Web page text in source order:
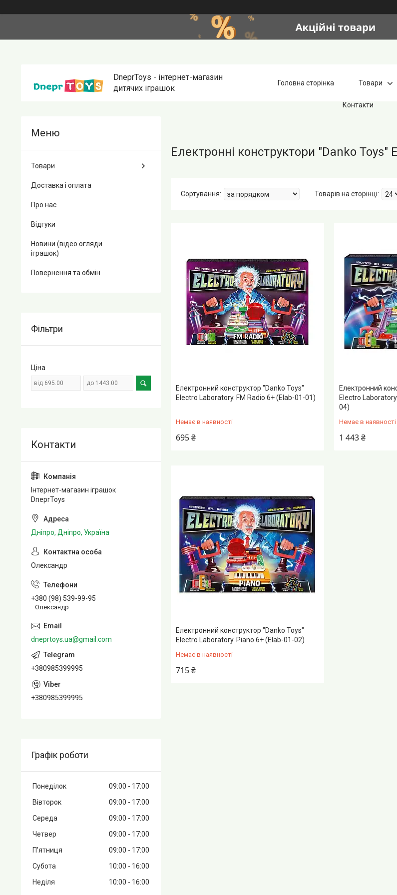
DneprToys - інтернет-магазин
дитячих іграшок
Головна сторінка Товари
Контакти
Електронні конструктори "Danko Toys"
Електронний конструктор "Danko Toys"
Electro Laboratory. FM Radio 6+ (Elab-01-01)
Немає в наявності
695 ₴
Електронний
Electro
04)
Немає в наявності
1 443 ₴
Електронний конструктор "Danko Toys"
Electro Laboratory. Piano 6+ (Elab-01-02)
Немає в наявності
715 ₴
Товари
Доставка і оплата
Про нас
Відгуки
Новини (відео огляди
іграшок)
Повернення та обмін
Фільтри
Ціна
Інтернет-магазин іграшок
DneprToys
Дніпро, Дніпро, Україна
Олександр
+380 (98) 539-99-95
Олександр
dneprtoys.ua@gmail.com
+380985399995
+380985399995
Графік роботи
Понеділок 09:00
17:00
Вівторок
09:00
17:00
Середа
09:00
17:00
Четвер
09:00
17:00
Пʼятниця
09:00
17:00
Субота
10:00
16:00
Неділя
10:00 16:00